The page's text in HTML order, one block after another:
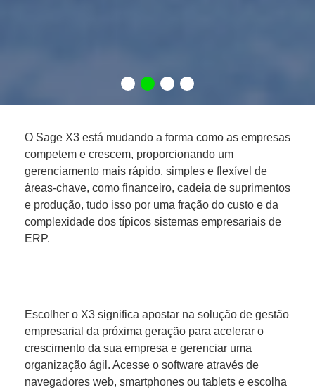
O Sage X3 está mudando a forma como as empresas
competem e crescem, proporcionando um
gerenciamento mais rápido, simples e flexível de
áreas-chave, como financeiro, cadeia de suprimentos
e produção, tudo isso por uma fração do custo e da
complexidade dos típicos sistemas empresariais de
ERP.
Escolher o X3 significa apostar na solução de gestão
empresarial da próxima geração para acelerar o
crescimento da sua empresa e gerenciar uma
organização ágil. Acesse o software através de
navegadores web, smartphones ou tablets e escolha